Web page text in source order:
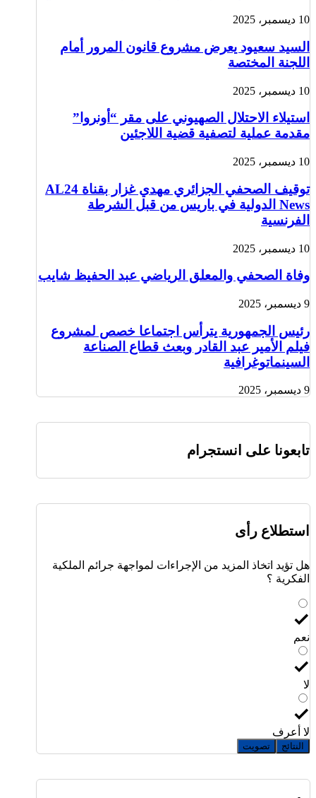
10 ديسمبر، 2025
السيد سعيود يعرض مشروع قانون المرور أمام
اللجنة المختصة
10 ديسمبر، 2025
استيلاء الاحتلال الصهيوني على مقر “أونروا”
مقدمة عملية لتصفية قضية اللاجئين
10 ديسمبر، 2025
توقيف الصحفي الجزائري مهدي غزار بقناة AL24
News الدولية في باريس من قبل الشرطة
الفرنسية
10 ديسمبر، 2025
وفاة الصحفي والمعلق الرياضي عبد الحفيظ شايب
9 ديسمبر، 2025
رئيس الجمهورية يترأس اجتماعا خصص لمشروع
فيلم الأمير عبد القادر وبعث قطاع الصناعة
السينماتوغرافية
9 ديسمبر، 2025
تابعونا على انستجرام
استطلاع رأى
هل تؤيد اتخاذ المزيد من الإجراءات لمواجهة جرائم الملكية
الفكرية ؟
نعم
لا
لا أعرف
النتائج تصويت